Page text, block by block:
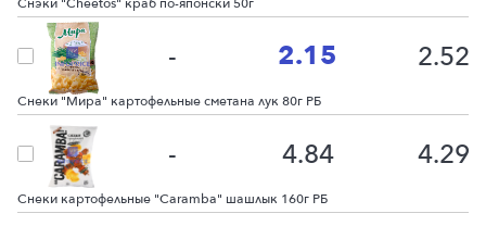
Снеки "Мира" картофельные сметана лук 80г РБ
Снеки картофельные "Caramba" шашлык 160г РБ
-
-
2.15
4.84
2.52
4.29